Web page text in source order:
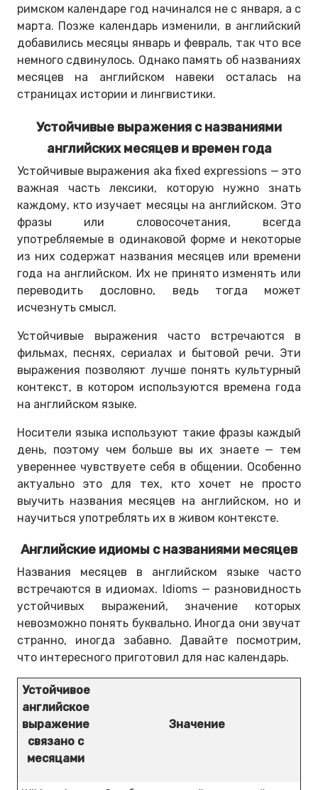
римском календаре год начинался не с января, а с
марта. Позже календарь изменили, в английский
добавились месяцы январь и февраль, так что все
немного сдвинулось. Однако память об названиях
месяцев на английском навеки осталась на
страницах истории и лингвистики.
Устойчивые выражения с названиями
английских месяцев и времен года
Устойчивые выражения aka fixed expressions — это
важная часть лексики, которую нужно знать
каждому, кто изучает месяцы на английском. Это
фразы или словосочетания, всегда
употребляемые в одинаковой форме и некоторые
из них содержат названия месяцев или времени
года на английском. Их не принято изменять или
переводить дословно, ведь тогда может
исчезнуть смысл.
Устойчивые выражения часто встречаются в
фильмах, песнях, сериалах и бытовой речи. Эти
выражения позволяют лучше понять культурный
контекст, в котором используются времена года
на английском языке.
Носители языка используют такие фразы каждый
день, поэтому чем больше вы их знаете — тем
увереннее чувствуете себя в общении. Особенно
актуально это для тех, кто хочет не просто
выучить названия месяцев на английском, но и
научиться употреблять их в живом контексте.
Английские идиомы с названиями месяцев
Названия месяцев в английском языке часто
встречаются в идиомах. Idioms — разновидность
устойчивых выражений, значение которых
невозможно понять буквально. Иногда они звучат
странно, иногда забавно. Давайте посмотрим,
что интересного приготовил для нас календарь.
Устойчивое
английское
выражение
связано с
месяцами
Значение